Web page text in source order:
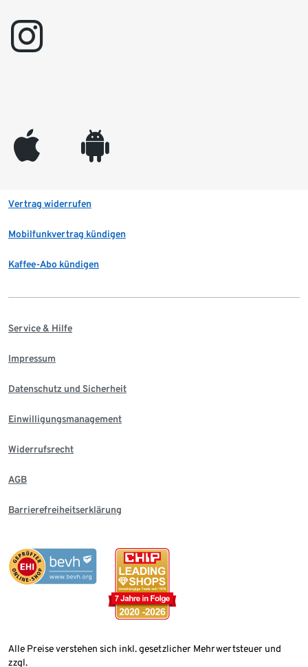
instagram
appleinc android
Vertrag widerrufen
Mobilfunkvertrag kündigen
Kaffee-Abo kündigen
Service & Hilfe
Impressum
Datenschutz und Sicherheit
Einwilligungsmanagement
Widerrufsrecht
AGB
Barrierefreiheitserklärung
Alle Preise verstehen sich inkl. gesetzlicher Mehrwertsteuer und
zzgl.